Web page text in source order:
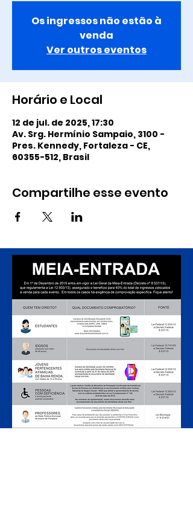
Os ingressos não estão à
venda
Ver outros eventos
Horário e Local
12 de jul. de 2025, 17:30
Av. Srg. Hermínio Sampaio, 3100 -
Pres. Kennedy, Fortaleza - CE,
60355-512, Brasil
Compartilhe esse evento